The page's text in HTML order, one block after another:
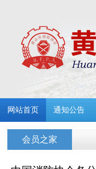
网站首页 通知公告
会员之家